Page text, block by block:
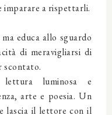
imparare a rispettarli.
educa allo sguardo
di meravigliarsi di
scontato.
luminosa e
arte e poesia. Un
lascia il lettore con il